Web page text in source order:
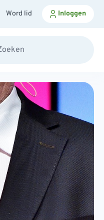
Word lid Inloggen